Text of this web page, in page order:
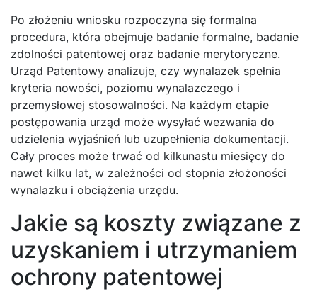
Po złożeniu wniosku rozpoczyna się formalna
procedura, która obejmuje badanie formalne, badanie
zdolności patentowej oraz badanie merytoryczne.
Urząd Patentowy analizuje, czy wynalazek spełnia
kryteria nowości, poziomu wynalazczego i
przemysłowej stosowalności. Na każdym etapie
postępowania urząd może wysyłać wezwania do
udzielenia wyjaśnień lub uzupełnienia dokumentacji.
Cały proces może trwać od kilkunastu miesięcy do
nawet kilku lat, w zależności od stopnia złożoności
wynalazku i obciążenia urzędu.
Jakie są koszty związane z
uzyskaniem i utrzymaniem
ochrony patentowej